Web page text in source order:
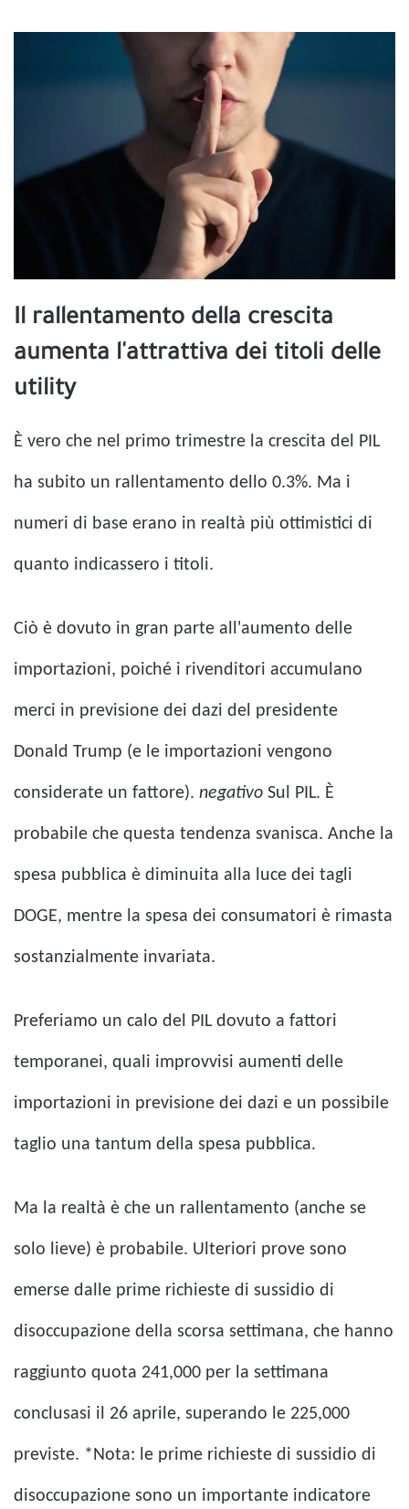
Il rallentamento della crescita
aumenta l'attrattiva dei titoli delle
utility
È vero che nel primo trimestre la crescita del PIL
ha subito un rallentamento dello 0.3%. Ma i
numeri di base erano in realtà più ottimistici di
quanto indicassero i titoli.
Ciò è dovuto in gran parte all'aumento delle
importazioni, poiché i rivenditori accumulano
merci in previsione dei dazi del presidente
Donald Trump (e le importazioni vengono
considerate un fattore). negativo Sul PIL. È
probabile che questa tendenza svanisca. Anche la
spesa pubblica è diminuita alla luce dei tagli
DOGE, mentre la spesa dei consumatori è rimasta
sostanzialmente invariata.
Preferiamo un calo del PIL dovuto a fattori
temporanei, quali improvvisi aumenti delle
importazioni in previsione dei dazi e un possibile
taglio una tantum della spesa pubblica.
Ma la realtà è che un rallentamento (anche se
solo lieve) è probabile. Ulteriori prove sono
emerse dalle prime richieste di sussidio di
disoccupazione della scorsa settimana, che hanno
raggiunto quota 241,000 per la settimana
conclusasi il 26 aprile, superando le 225,000
previste. *Nota: le prime richieste di sussidio di
disoccupazione sono un importante indicatore